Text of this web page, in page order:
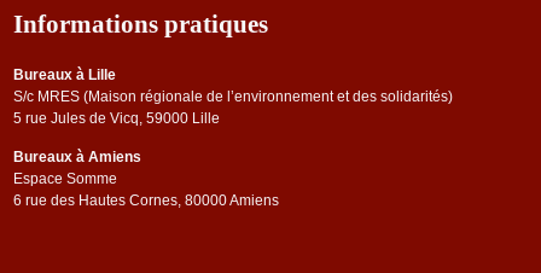
Informations pratiques
Bureaux à Lille
S/c MRES (Maison régionale de l’environnement et des solidarités)
5 rue Jules de Vicq, 59000 Lille
Bureaux à Amiens
Espace Somme
6 rue des Hautes Cornes, 80000 Amiens